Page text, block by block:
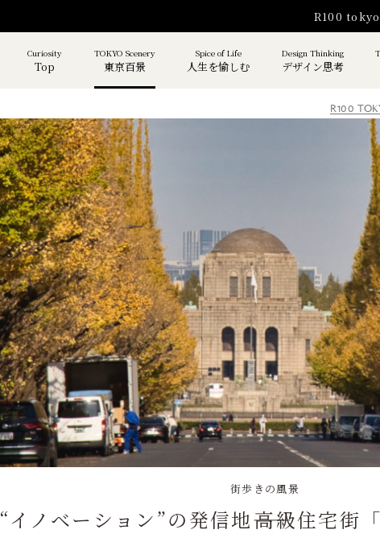
R100
Curiosity
Top
TOKYO Scenery
東京百景
Spice of Life
人生を愉しむ
Design Thinking
デザイン思考
R100
街歩きの風景
“イノベーション”の発信地――高級住宅街